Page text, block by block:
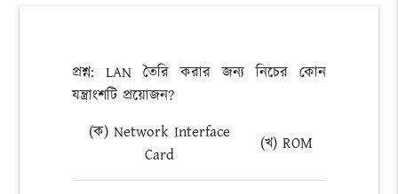
প্রশ্ন: LAN তৈরি করার জন্য নিচের কোন
যন্ত্রাংশটি প্রয়োজন?
(ক) Network Interface
Card
(খ) ROM